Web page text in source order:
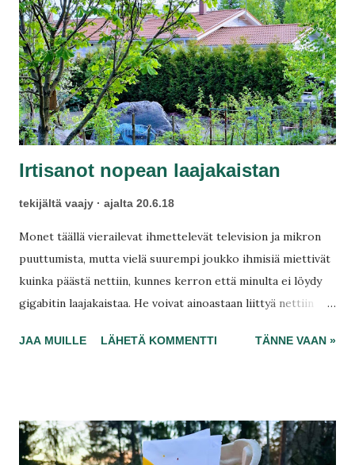
Irtisanot nopean laajakaistan
tekijältä vaajy ajalta 20.6.18
Monet täällä vierailevat ihmettelevät television ja mikron
puuttumista, mutta vielä suurempi joukko ihmisiä miettivät
kuinka päästä nettiin, kunnes kerron että minulta ei löydy
gigabitin laajakaistaa. He voivat ainoastaan liittyä nettiin
päivä tein ison muutoksen ja päivitin DNA:n liittymän
JAA MUILLE LÄHETÄ KOMMENTTI TÄNNE VAAN »